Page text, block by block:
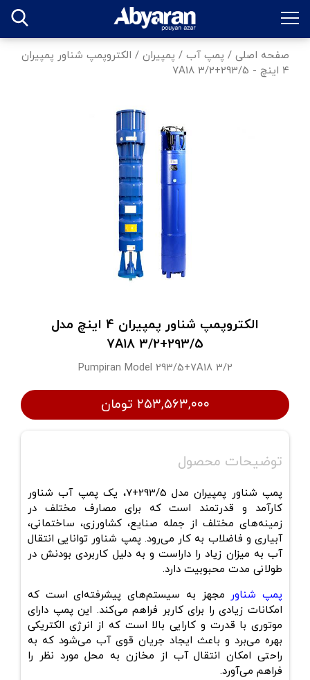
صفحه اصلی / پمپ آب / پمپیران / الکتروپمپ شناور پمپیران
4 اینچ - 293/5+7A18 3/2
الکتروپمپ شناور پمپیران 4 اینچ مدل
293/5+7A18 3/2
Pumpiran Model 293/5+7A18 3/2
۲۵۳,۵۶۳,۰۰۰ تومان
توضیحات محصول
پمپ شناور پمپیران مدل 293/5+7، یک پمپ آب شناور
کارآمد و قدرتمند است که برای مصارف مختلف در
زمینه‌های مختلف از جمله صنایع، کشاورزی، ساختمانی،
آبیاری و فاضلاب به کار می‌رود. پمپ شناور توانایی انتقال
آب به میزان زیاد را داراست و به دلیل کاربردی بودنش در
طولانی مدت محبوبیت دارد.
پمپ شناور مجهز به سیستم‌های پیشرفته‌ای است که
امکانات زیادی را برای کاربر فراهم می‌کند. این پمپ دارای
موتوری با قدرت و کارایی بالا است که از انرژی الکتریکی
بهره می‌برد و باعث ایجاد جریان قوی آب می‌شود که به
راحتی امکان انتقال آب از مخازن به محل مورد نظر را
فراهم می‌آورد.